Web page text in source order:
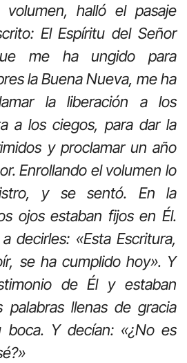
volumen, halló el pasaje
El Espíritu del Señor
me ha ungido para
la Buena Nueva, me ha
la liberación a los
a los ciegos, para dar la
y proclamar un año
Enrollando el volumen lo
y se sentó. En la
ojos estaban fijos en Él.
decirles: «Esta Escritura,
se ha cumplido hoy». Y
de Él y estaban
palabras llenas de gracia
boca. Y decían: «¿No es